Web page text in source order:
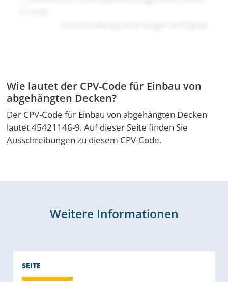
Wie lautet der CPV-Code für Einbau von
abgehängten Decken?
Der CPV-Code für Einbau von abgehängten Decken
lautet 45421146-9. Auf dieser Seite finden Sie
Ausschreibungen zu diesem CPV-Code.
Weitere Informationen